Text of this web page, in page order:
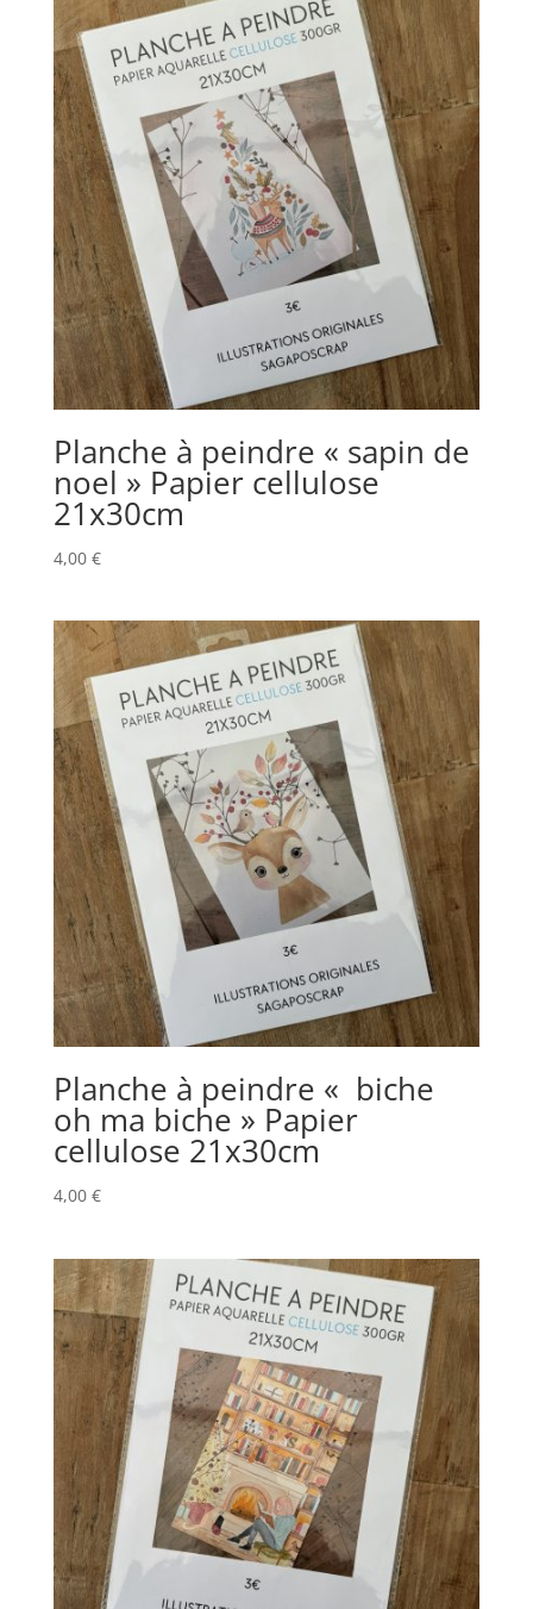
Planche à peindre « sapin de
noel » Papier cellulose
21x30cm
4,00 €
Planche à peindre « biche
oh ma biche » Papier
cellulose 21x30cm
4,00 €